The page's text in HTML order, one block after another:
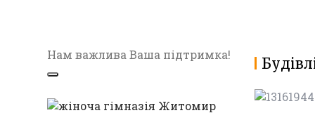
Нам важлива Ваша підтримка!